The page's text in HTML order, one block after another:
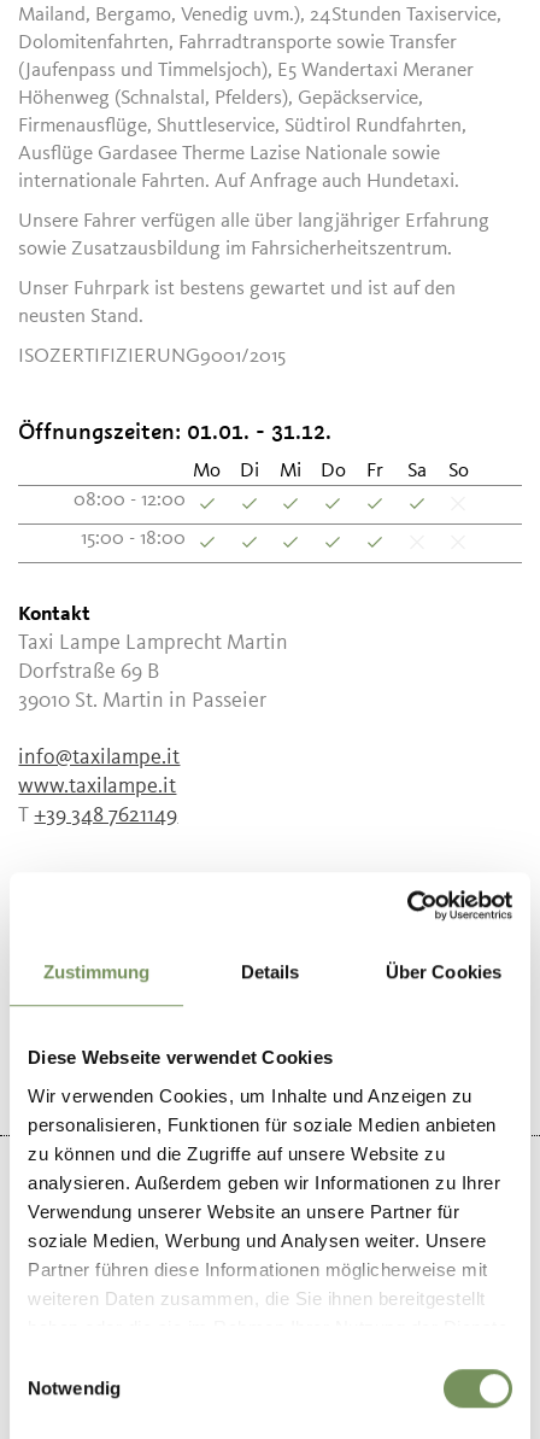
Zustimmung Details Über Cookies
Diese Webseite verwendet Cookies
Wir verwenden Cookies, um Inhalte und Anzeigen zu
personalisieren, Funktionen für soziale Medien anbieten
zu können und die Zugriffe auf unsere Website zu
analysieren. Außerdem geben wir Informationen zu Ihrer
Verwendung unserer Website an unsere Partner für
soziale Medien, Werbung und Analysen weiter. Unsere
Partner führen diese Informationen möglicherweise mit
weiteren Daten zusammen, die Sie ihnen bereitgestellt
Notwendig
Mailand, Bergamo, Venedig uvm.), 24Stunden Taxiservice,
Dolomitenfahrten, Fahrradtransporte sowie Transfer
(Jaufenpass und Timmelsjoch), E5 Wandertaxi Meraner
Höhenweg (Schnalstal, Pfelders), Gepäckservice,
Firmenausflüge, Shuttleservice, Südtirol Rundfahrten,
Ausflüge Gardasee Therme Lazise Nationale sowie
internationale Fahrten. Auf Anfrage auch Hundetaxi.
Unsere Fahrer verfügen alle über langjähriger Erfahrung
sowie Zusatzausbildung im Fahrsicherheitszentrum.
Unser Fuhrpark ist bestens gewartet und ist auf den
neusten Stand.
ISOZERTIFIZIERUNG9001/2015
Öffnungszeiten: 01.01. - 31.12.
Mo Di Mi Do Fr Sa
So
08:00 - 12:00
15:00 - 18:00
Kontakt
Taxi Lampe Lamprecht Martin
Dorfstraße 69 B
39010 St. Martin in Passeier
info@taxilampe.it
www.taxilampe.it
T+39 348 7621149
WAR DER INHALT FÜR DICH HILFREICH?
+
−